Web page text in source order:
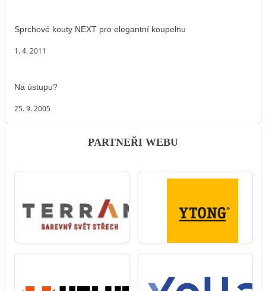
Sprchové kouty NEXT pro elegantní koupelnu
1. 4. 2011
Na ústupu?
25. 9. 2005
PARTNEŘI WEBU